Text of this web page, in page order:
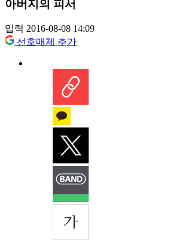
아버지의 피서
입력 2016-08-08 14:09
선호매체 추가